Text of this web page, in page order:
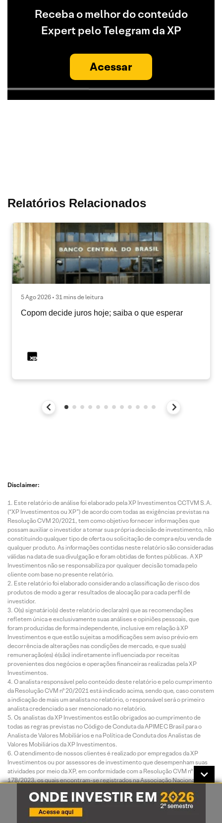
Receba o melhor do conteúdo
Expert pelo Telegram da XP
Acessar
Relatórios Relacionados
5 Ago 2026 • 31 mins de leitura
Copom decide juros hoje; saiba o que esperar
Disclaimer:
Este relatório de análise foi elaborado pela XP Investimentos CCTVM S.A.
(“XP Investimentos ou XP”) de acordo com todas as exigências previstas na
Resolução CVM 20/2021, tem como objetivo fornecer informações que
possam auxiliar o investidor a tomar sua própria decisão de investimento, não
constituindo qualquer tipo de oferta ou solicitação de compra e/ou venda de
qualquer produto. As informações contidas neste relatório são consideradas
válidas na data de sua divulgação e foram obtidas de fontes públicas. A XP
Investimentos não se responsabiliza por qualquer decisão tomada pelo
cliente com base no presente relatório.
Este relatório foi elaborado considerando a classificação de risco dos
produtos de modo a gerar resultados de alocação para cada perfil de
investidor.
O(s) signatário(s) deste relatório declara(m) que as recomendações
refletem única e exclusivamente suas análises e opiniões pessoais, que
foram produzidas de forma independente, inclusive em relação à XP
Investimentos e que estão sujeitas a modificações sem aviso prévio em
decorrência de alterações nas condições de mercado, e que sua(s)
remuneração(es) é(são) indiretamente influenciada por receitas
provenientes dos negócios e operações financeiras realizadas pela XP
Investimentos.
O analista responsável pelo conteúdo deste relatório e pelo cumprimento
da Resolução CVM nº 20/2021 está indicado acima, sendo que, caso constem
a indicação de mais um analista no relatório, o responsável será o primeiro
analista credenciado a ser mencionado no relatório.
Os analistas da XP Investimentos estão obrigados ao cumprimento de
todas as regras previstas no Código de Conduta da APIMEC Brasil para o
Analista de Valores Mobiliários e na Política de Conduta dos Analistas de
Valores Mobiliários da XP Investimentos.
O atendimento de nossos clientes é realizado por empregados da XP
Investimentos ou por assessores de investimento que desempenham suas
atividades por meio da XP, em conformidade com a Resolução CVM nº
178/2023, os quais encontram-se registrados na Associação Nacional das
assessor de investimento não pode realizar consultoria, administração ou
gestão de patrimônio de clientes, devendo atuar como intermediário e
solicitar autorização prévia do cliente para a realização de qualquer operação